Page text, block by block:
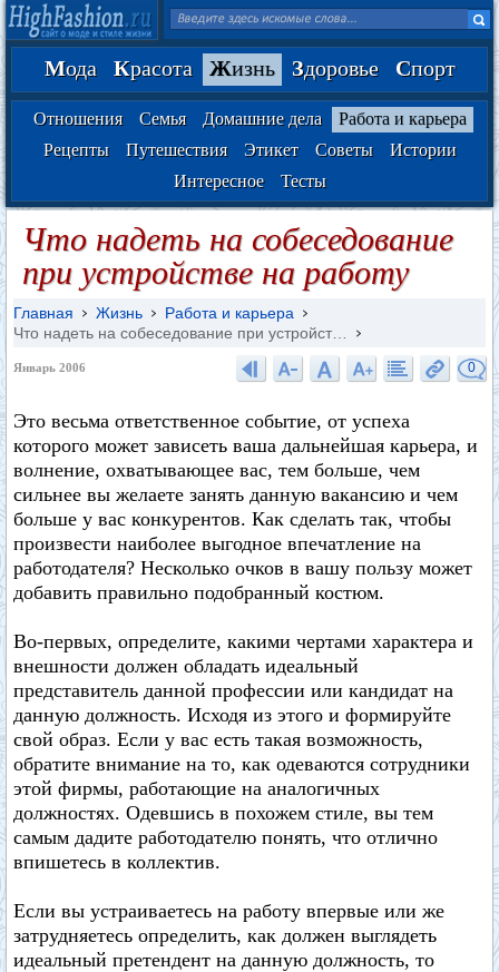
Мода Красота Жизнь Здоровье Спорт
Отношения Семья Домашние дела
Работа и карьера
Рецепты
Путешествия Этикет Советы
Истории
Интересное
Тесты
Что надеть на собеседование
при устройстве на работу
Главная Жизнь
Работа и карьера
Что надеть на собеседование при устройст…
Январь 2006 0
Это весьма ответственное событие, от успеха
которого может зависеть ваша дальнейшая карьера, и
волнение, охватывающее вас, тем больше, чем
сильнее вы желаете занять данную вакансию и чем
больше у вас конкурентов. Как сделать так, чтобы
произвести наиболее выгодное впечатление на
работодателя? Несколько очков в вашу пользу может
добавить правильно подобранный костюм.
Во-первых, определите, какими чертами характера и
внешности должен обладать идеальный
представитель данной профессии или кандидат на
данную должность. Исходя из этого и формируйте
свой образ. Если у вас есть такая возможность,
обратите внимание на то, как одеваются сотрудники
этой фирмы, работающие на аналогичных
должностях. Одевшись в похожем стиле, вы тем
самым дадите работодателю понять, что отлично
впишетесь в коллектив.
Если вы устраиваетесь на работу впервые или же
затрудняетесь определить, как должен выглядеть
идеальный претендент на данную должность, то